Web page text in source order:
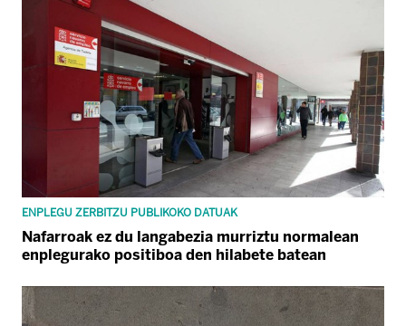
ENPLEGU ZERBITZU PUBLIKOKO DATUAK
Nafarroak ez du langabezia murriztu normalean
enplegurako positiboa den hilabete batean